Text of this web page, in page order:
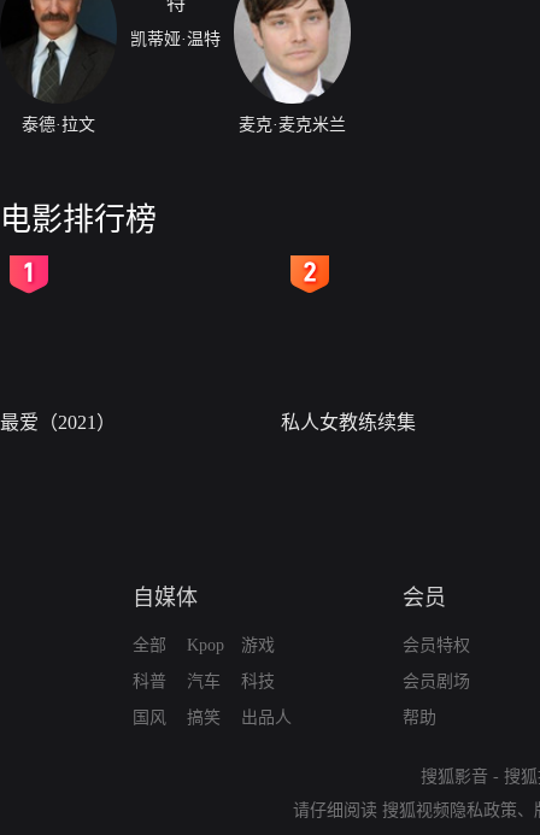
泰德·拉文
凯蒂娅·温特
麦克·麦克米兰
电影排行榜
最爱（2021） 私人女教练续集
自媒体
全部
科普
国风
Kpop
汽车
搞笑
游戏
科技
出品人
会员
会员特权
会员剧场
帮助
搜狐影音 - 搜
请仔细阅读 搜狐视频隐私政策、